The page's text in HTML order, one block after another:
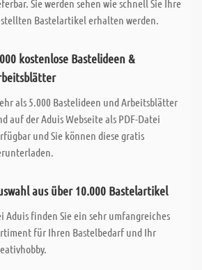
Sie werden sehen wie schnell Sie Ihre
Bastelartikel erhalten werden.
kostenlose Bastelideen &
als 5.000 Bastelideen und Arbeitsblätter
auf der Aduis Webseite als PDF-Datei
und Sie können diese gratis
aus über 10.000 Bastelartikel
Aduis finden Sie ein sehr umfangreiches
für Ihren Bastelbedarf und Ihr